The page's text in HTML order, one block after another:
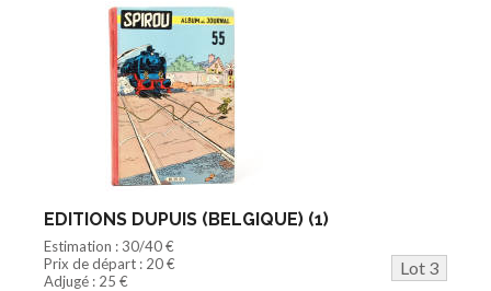
EDITIONS DUPUIS (BELGIQUE) (1)
Estimation : 30/40 €
Prix de départ : 20 €
Lot 3
Adjugé : 25 €